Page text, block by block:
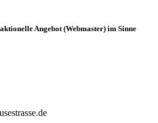
Angebot (Webmaster) im Sinne